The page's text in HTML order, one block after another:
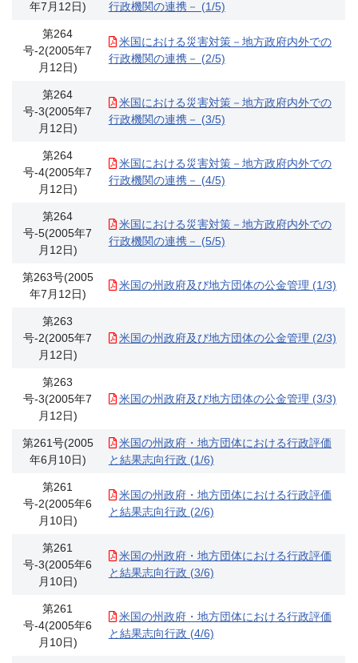
年7月12日)
行政機関の連携－ (1/5)
第264
号-2(2005年7
月12日)
米国における災害対策－地方政府内外での
行政機関の連携－ (2/5)
第264
号-3(2005年7
月12日)
米国における災害対策－地方政府内外での
行政機関の連携－ (3/5)
第264
号-4(2005年7
月12日)
米国における災害対策－地方政府内外での
行政機関の連携－ (4/5)
第264
号-5(2005年7
月12日)
米国における災害対策－地方政府内外での
行政機関の連携－ (5/5)
第263号(2005
年7月12日)
米国の州政府及び地方団体の公金管理 (1/3)
第263
号-2(2005年7
月12日)
米国の州政府及び地方団体の公金管理 (2/3)
第263
号-3(2005年7
月12日)
米国の州政府及び地方団体の公金管理 (3/3)
第261号(2005
年6月10日)
米国の州政府・地方団体における行政評価
と結果志向行政 (1/6)
第261
号-2(2005年6
月10日)
米国の州政府・地方団体における行政評価
と結果志向行政 (2/6)
第261
号-3(2005年6
月10日)
米国の州政府・地方団体における行政評価
と結果志向行政 (3/6)
第261
号-4(2005年6
月10日)
米国の州政府・地方団体における行政評価
と結果志向行政 (4/6)